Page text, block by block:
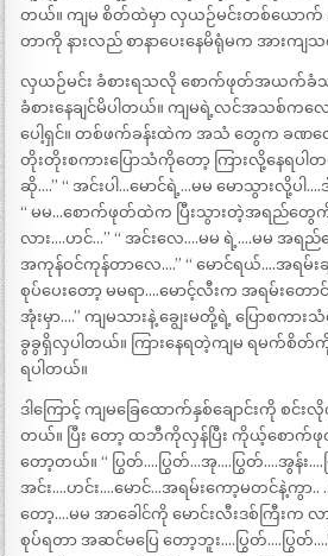
တယ်။ ကျမ စိတ်ထဲမှာ လှယဉ်မင်းတစ်ယောက်
တာကို နားလည် စာနာပေးနေမိရုံမက အားကျ
လှယဉ်မင်း ခံစားရသလို စောက်ဖုတ်အယက်
ခံစားနေချင်မိပါတယ်။ ကျမရဲ့လင်အသစ်က
ပေါ့ရှင်။ တစ်ဖက်ခန်းထဲက အသံ တွေက ခဏတေ
တိုးတိုးစကားပြောသံကိုတော့ ကြားလို့နေရပါ
ဆို….” “ အင်းပါ…မောင်ရဲ့…မမ မောသွားလို့ပါ….
“ မမ…စောက်ဖုတ်ထဲက ပြီးသွားတဲ့အရည်တွေကို
လား….ဟင်…” “ အင်းလေ….မမ ရဲ့….မမ အရည်
အကုန်ဝင်ကုန်တာလေ….” “ မောင်ရယ်….အရမ်းခ
စုပ်ပေးတော့ မမရာ….မောင့်လီးက အရမ်းတောင်
အုံးမှာ….” ကျမသားနဲ့ ချွေးမတို့ရဲ့ ပြောစက
ခွခွရှိလှပါတယ်။ ကြားနေရတဲ့ကျမ ရမက်စိတ်
ရပါတယ်။
ဒါကြောင့် ကျမခြေထောက်နှစ်ချောင်းကို စင်း
တယ်။ ပြီး တော့ ထဘီကိုလှန်ပြီး ကိုယ့်စောက်ဖု
တော့တယ်။ “ ပြွတ်….ပြွတ်…အု….ပြွတ်….အွန်း
အင်း….ဟင်း….မောင်…အရမ်းကော့မတင်နဲ့ကွာ..
တော့….မမ အာခေါင်ကို မောင်းလီးဒစ်ကြီးက လ
စုပ်ရတာ အဆင်မပြေ တော့ဘူး….ပြွတ်….ပြွတ်